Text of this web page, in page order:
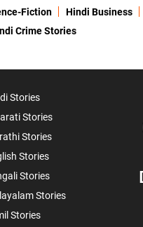
Fiction Hindi Business
Crime Stories
Stories
Stories
Stories
Stories
Stories
Stories
Stories